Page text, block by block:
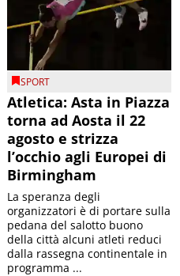
SPORT
Atletica: Asta in Piazza
torna ad Aosta il 22
agosto e strizza
l’occhio agli Europei di
Birmingham
La speranza degli
organizzatori è di portare sulla
pedana del salotto buono
della città alcuni atleti reduci
dalla rassegna continentale in
programma ...